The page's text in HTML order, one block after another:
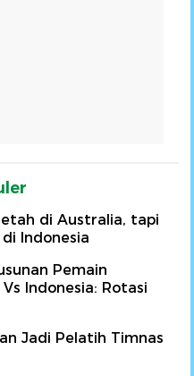
di Australia, tapi
Indonesia
Pemain
Indonesia: Rotasi
Jadi Pelatih Timnas